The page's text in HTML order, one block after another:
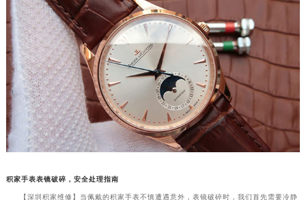
积家手表表镜破碎，安全处理指南
【深圳积家维修】当佩戴的积家手表不慎遭遇意外，表镜破碎时，我们首先需要冷静